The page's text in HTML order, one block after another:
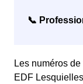
📞
Les numéros
EDF